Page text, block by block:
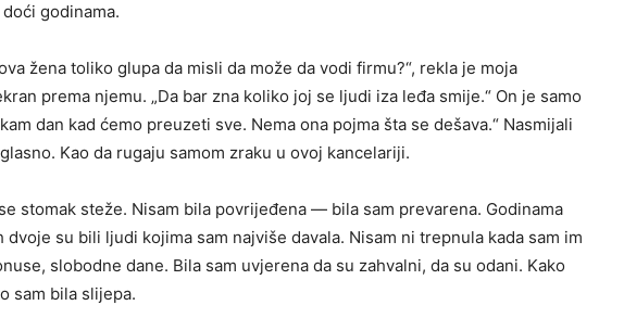
godinama.
žena toliko glupa da misli da može da vodi firmu?“, rekla je moja
prema njemu. „Da bar zna koliko joj se ljudi iza leđa smije.“ On je samo
dan kad ćemo preuzeti sve. Nema ona pojma šta se dešava.“ Nasmijali
Kao da rugaju samom zraku u ovoj kancelariji.
stomak steže. Nisam bila povrijeđena — bila sam prevarena. Godinama
dvoje su bili ljudi kojima sam najviše davala. Nisam ni trepnula kada sam im
slobodne dane. Bila sam uvjerena da su zahvalni, da su odani. Kako
sam bila slijepa.